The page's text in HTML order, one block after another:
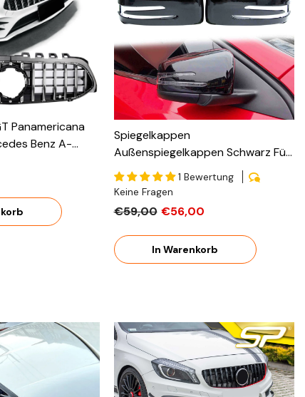
Panamericana
Benz A-
Spiegelkappen
Außenspiegelkappen Schwarz Für
Mercedes W212 W204 X204
W207 W246 W176 X156 C117
1 Bewertung
Keine Fragen
€59,00 €56,00
In Warenkorb